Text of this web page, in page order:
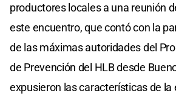
productores locales a una reunión
este encuentro, que contó con la
de las máximas autoridades del
de Prevención del HLB desde
expusieron las características de la